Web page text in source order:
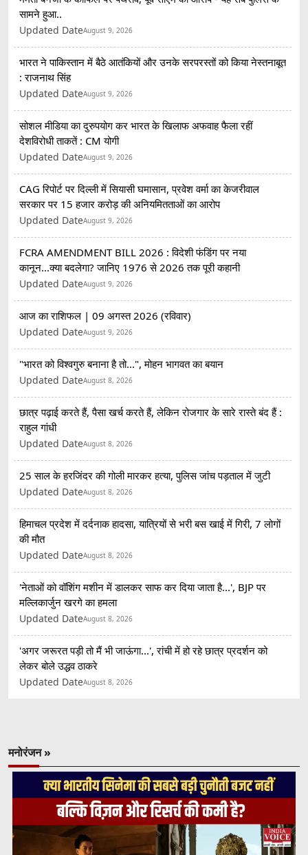
सामने हुआ..
Updated DateAugust 9, 2026
भारत ने पाकिस्तान में बैठे आतंकियों और उनके सरपरस्तों को किया नेस्तनाबूत
: राजनाथ सिंह
Updated DateAugust 9, 2026
सोशल मीडिया का दुरुपयोग कर भारत के खिलाफ अफवाह फैला रहीं
देशविरोधी ताकतें : CM योगी
Updated DateAugust 9, 2026
CAG रिपोर्ट पर दिल्ली में सियासी घमासान, प्रवेश वर्मा का केजरीवाल
सरकार पर 15 हजार करोड़ की अनियमितताओं का आरोप
Updated DateAugust 9, 2026
FCRA AMENDMENT BILL 2026 : विदेशी फंडिंग पर नया
कानून...क्या बदलेगा? जानिए 1976 से 2026 तक पूरी कहानी
Updated DateAugust 9, 2026
आज का राशिफल | 09 अगस्त 2026 (रविवार)
Updated DateAugust 9, 2026
"भारत को विश्वगुरु बनाना है तो...", मोहन भागवत का बयान
Updated DateAugust 8, 2026
छात्र पढ़ाई करते हैं, पैसा खर्च करते हैं, लेकिन रोजगार के सारे रास्ते बंद हैं :
राहुल गांधी
Updated DateAugust 8, 2026
25 साल के हरजिंदर की गोली मारकर हत्या, पुलिस जांच पड़ताल में जुटी
Updated DateAugust 8, 2026
हिमाचल प्रदेश में दर्दनाक हादसा, यात्रियों से भरी बस खाई में गिरी, 7 लोगों
की मौत
Updated DateAugust 8, 2026
'नेताओं को वॉशिंग मशीन में डालकर साफ कर दिया जाता है...', BJP पर
मल्लिकार्जुन खरगे का हमला
Updated DateAugust 8, 2026
'अगर जरूरत पड़ी तो मैं भी जाऊंगा...', रांची में हो रहे छात्र प्रदर्शन को
लेकर बोले उद्धव ठाकरे
Updated DateAugust 8, 2026
मनोरंजन »